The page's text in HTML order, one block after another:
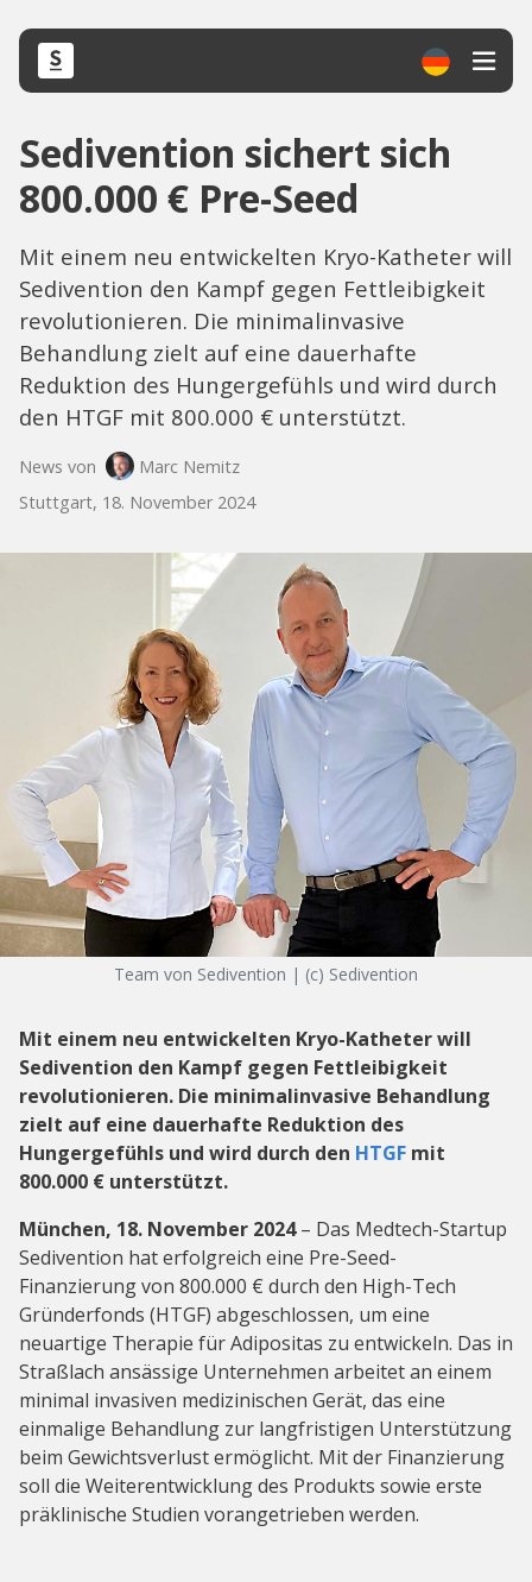
Sedivention sichert sich
800.000 € Pre-Seed
Mit einem neu entwickelten Kryo-Katheter will
Sedivention den Kampf gegen Fettleibigkeit
revolutionieren. Die minimalinvasive
Behandlung zielt auf eine dauerhafte
Reduktion des Hungergefühls und wird durch
den HTGF mit 800.000 € unterstützt.
News von
Marc Nemitz
Stuttgart, 18. November 2024
Team von Sedivention | (c) Sedivention
Mit einem neu entwickelten Kryo-Katheter will
Sedivention den Kampf gegen Fettleibigkeit
revolutionieren. Die minimalinvasive Behandlung
zielt auf eine dauerhafte Reduktion des
Hungergefühls und wird durch den HTGF mit
800.000 € unterstützt.
München, 18. November 2024– Das Medtech-Startup
Sedivention hat erfolgreich eine Pre-Seed-
Finanzierung von 800.000 € durch den High-Tech
Gründerfonds (HTGF) abgeschlossen, um eine
neuartige Therapie für Adipositas zu entwickeln. Das in
Straßlach ansässige Unternehmen arbeitet an einem
minimal invasiven medizinischen Gerät, das eine
einmalige Behandlung zur langfristigen Unterstützung
beim Gewichtsverlust ermöglicht. Mit der Finanzierung
soll die Weiterentwicklung des Produkts sowie erste
präklinische Studien vorangetrieben werden.